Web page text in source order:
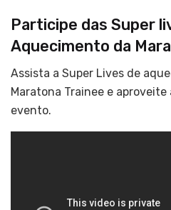
Participe das Super
Aquecimento da
Assista a Super Lives de
Maratona Trainee e
evento.